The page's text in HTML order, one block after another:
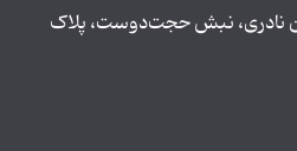
نادری، نبش حجت‌دوست، پلاک